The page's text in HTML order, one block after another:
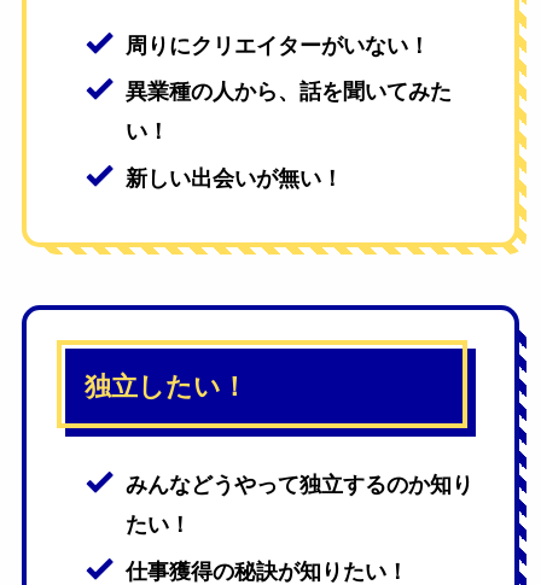
周りにクリエイターがいない！
異業種の人から、話を聞いてみた
い！
新しい出会いが無い！
独立したい！
みんなどうやって独立するのか知り
たい！
仕事獲得の秘訣が知りたい！